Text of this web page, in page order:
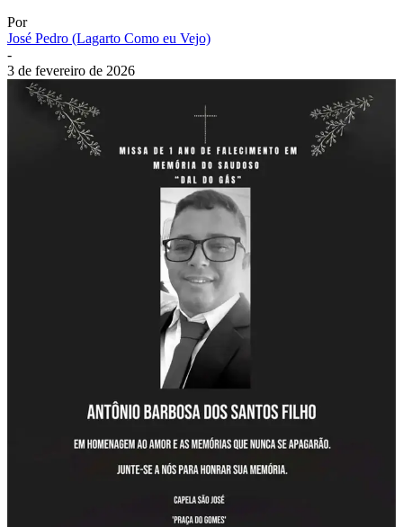
Por
José Pedro (Lagarto Como eu Vejo)
-
3 de fevereiro de 2026